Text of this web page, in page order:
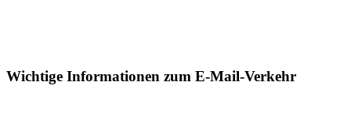
Wichtige Informationen zum E-Mail-Verkehr